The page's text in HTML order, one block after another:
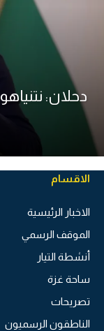
دحلان:
الاقسام
الاخبار الرئيسية
الموقف الرسمي
أنشطة التيار
ساحة غزة
تصريحات
الناطقون الرسميون